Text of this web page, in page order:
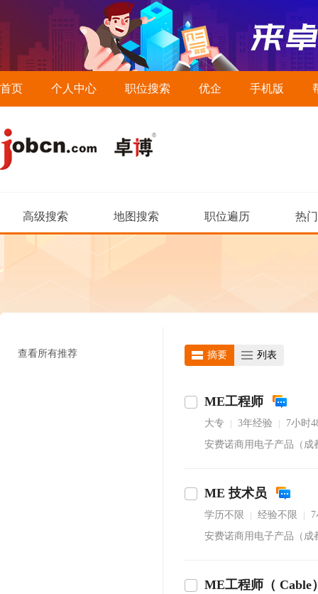
首页 个人中心 职位搜索 优企 手机版
高级搜索 地图搜索 职位遍历 热
查看所有推荐 摘要 列表
ME工程师
大专 3年经验
7小时
安费诺商用电子产品（成
ME 技术员
学历不限 经验不限
安费诺商用电子产品（成
ME工程师（ Cable